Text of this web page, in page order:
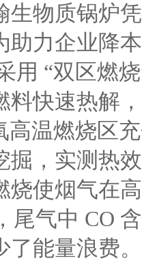
生物质锅炉
助力企业降
用 “双区燃
料快速热解
高温燃烧区
掘，实测热
烧使烟气在
尾气中 CO
能量浪费。